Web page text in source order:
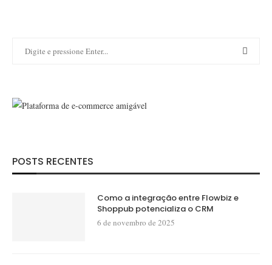
POSTS RECENTES
Como a integração entre Flowbiz e
Shoppub potencializa o CRM
6 de novembro de 2025